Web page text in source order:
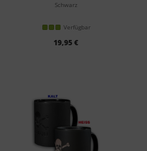
Schwarz
Verfügbar
19,95 €